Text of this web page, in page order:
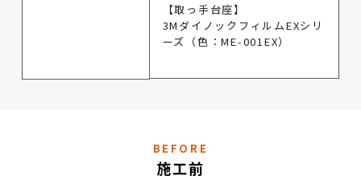
【取っ手台座】
3MダイノックフィルムEXシリ
ーズ（色：ME-001EX）
BEFORE
施工前